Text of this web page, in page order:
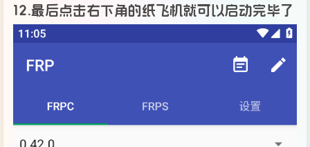
12.最后点击右下角的纸飞机就可以启动完毕了